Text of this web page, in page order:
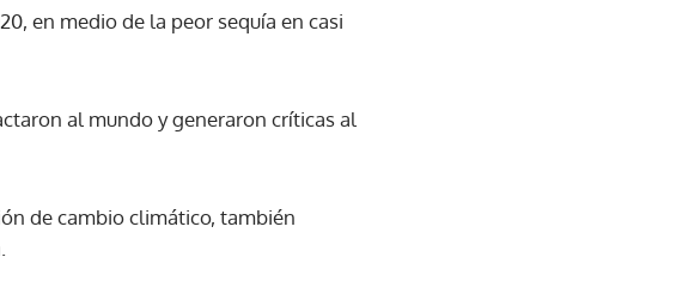
en medio de la peor sequía en casi
al mundo y generaron críticas al
de cambio climático, también